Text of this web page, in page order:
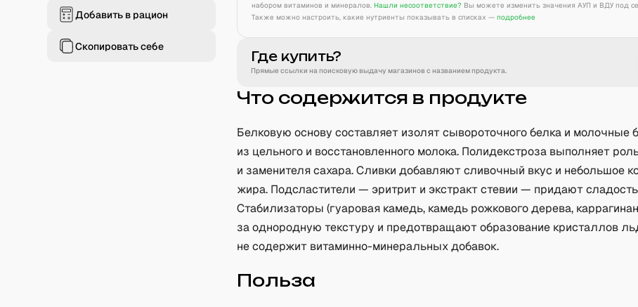
Добавить в рацион
Скопировать себе
набором витаминов и минералов. Нашли несоответствие? Вы можете изменить значения АУП и ВДУ под
Также можно настроить, какие нутриенты показывать в списках — подробнее
Где купить?
Прямые ссылки на поисковую выдачу магазинов с названием продукта.
Что содержится в продукте
Белковую основу составляет изолят сывороточного белка и молочные
из цельного и восстановленного молока. Полидекстроза выполняет
и заменителя сахара. Сливки добавляют сливочный вкус и небольшое
жира. Подсластители — эритрит и экстракт стевии — придают
Стабилизаторы (гуаровая камедь, камедь рожкового дерева,
за однородную текстуру и предотвращают образование кристаллов
не содержит витаминно-минеральных добавок.
Польза